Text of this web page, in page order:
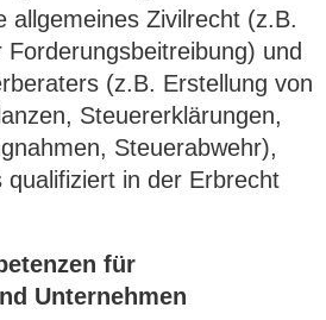
allgemeines Zivilrecht (z.B.
und
(z.B. Erstellung von
Steuererklärungen,
Steuerabwehr),
qualifiziert in der Erbrecht
für
Unternehmen